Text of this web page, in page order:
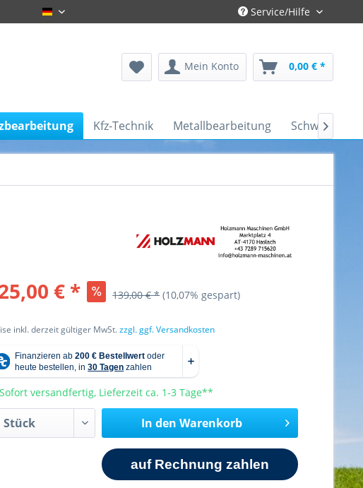
Deutsch Service/Hilfe
Mein Konto 0,00 € *
Kfz-Technik Metallbearbeitung 
€ * 139,00 € * (10,07% gespart)
inkl. derzeit gültiger MwSt.zzgl. ggf. Versandkosten
Sofort versandfertig, Lieferzeit ca. 1-3 Tage**
In den Warenkorb